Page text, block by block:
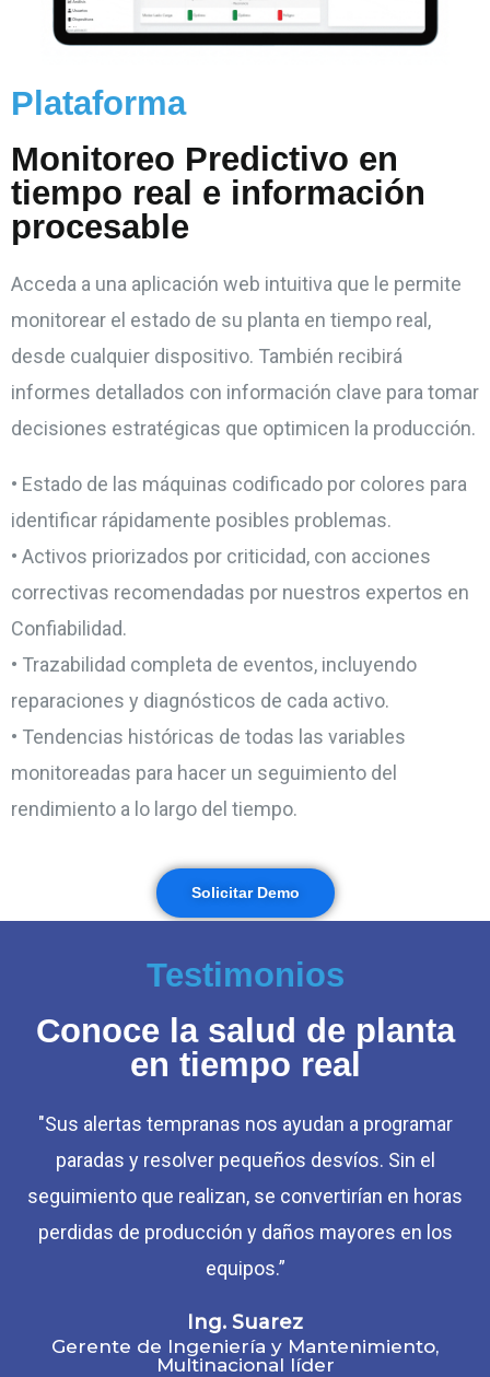
Plataforma
Monitoreo Predictivo en
tiempo real e información
procesable
Acceda a una aplicación web intuitiva que le permite
monitorear el estado de su planta en tiempo real,
desde cualquier dispositivo. También recibirá
informes detallados con información clave para tomar
decisiones estratégicas que optimicen la producción.
• Estado de las máquinas codificado por colores para
identificar rápidamente posibles problemas.
• Activos priorizados por criticidad, con acciones
correctivas recomendadas por nuestros expertos en
Confiabilidad.
• Trazabilidad completa de eventos, incluyendo
reparaciones y diagnósticos de cada activo.
• Tendencias históricas de todas las variables
monitoreadas para hacer un seguimiento del
rendimiento a lo largo del tiempo.
Solicitar Demo
Testimonios
Conoce la salud de planta
en tiempo real
"Sus alertas tempranas nos ayudan a programar
paradas y resolver pequeños desvíos. Sin el
seguimiento que realizan, se convertirían en horas
perdidas de producción y daños mayores en los
equipos.”
Ing. Suarez
Gerente de Ingeniería y Mantenimiento,
Multinacional líder